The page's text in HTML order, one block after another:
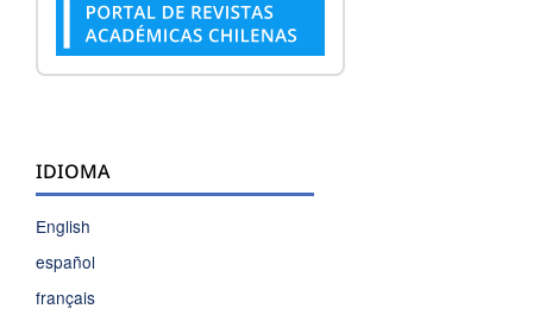
IDIOMA
English
español
français